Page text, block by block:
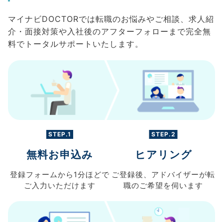
マイナビDOCTORでは転職のお悩みやご相談、求人紹
介・面接対策や入社後のアフターフォローまで完全無
料でトータルサポートいたします。
STEP.1
無料お申込み
登録フォームから 1分ほどで
ご入力 いただけます
STEP.2
ヒアリング
ご登録後、 アドバイザーが転
職のご希望を伺います